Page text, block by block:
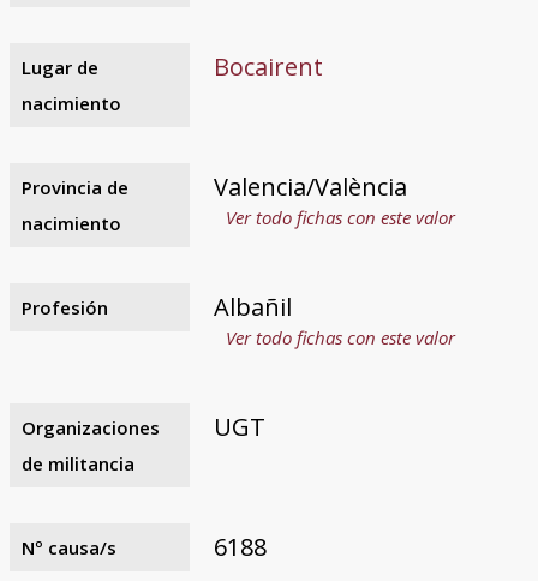
Lugar de
nacimiento
Bocairent
Provincia de
nacimiento
Valencia/València
Ver todo fichas con este valor
Profesión Albañil
Ver todo fichas con este valor
Organizaciones
de militancia
UGT
Nº causa/s 6188